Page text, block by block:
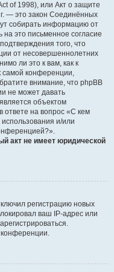
of 1998), или Акт о защите
— это закон Соединённых
собирать информацию от
это письменное согласие
того, что
от несовершеннолетних
ли это к вам, как к
самой конференции,
внимание, что phpBB
не может давать
объектом
ответе на вопрос «С кем
и/или
акт не имеет юридической
регистрацию новых
ваш IP-адрес или